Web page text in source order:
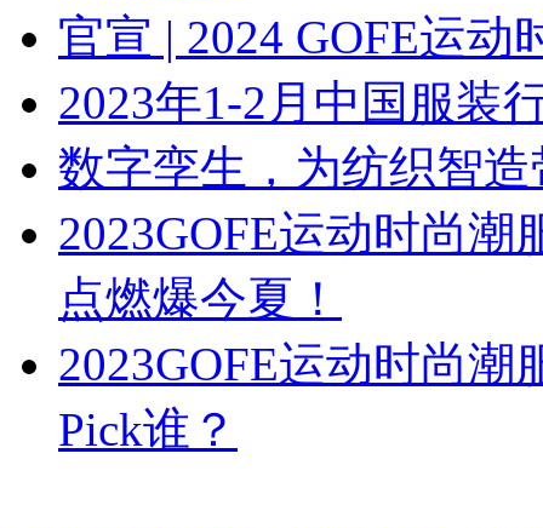
官宣 | 2024 GOFE运
2023年1-2月中国服装
数字孪生，为纺织智
2023GOFE运动时尚
点燃爆今夏！
2023GOFE运动时尚
Pick谁？